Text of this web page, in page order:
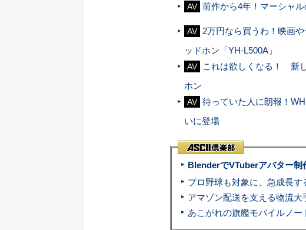
AV 前作から4年！マーシャ
AV
2万円なら買うわ！映画
ッドホン「YH-L500A」
AV
これは欲しくなる！ 新
ホン
AV 待っていた人に朗報！
いに登場
BlenderでVTuberアバター